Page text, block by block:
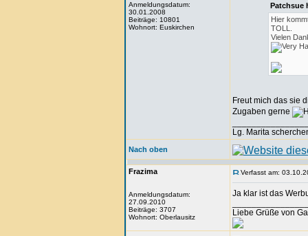
Anmeldungsdatum:
30.01.2008
Beiträge: 10801
Wohnort: Euskirchen
Patchsue
Hier
TOLL.
Vielen
Freut mich das sie
Zugaben gerne
Lg. Marita
Nach oben
Frazima
Anmeldungsdatum:
27.09.2010
Beiträge: 3707
Wohnort: Oberlausitz
Verfasst am:
Ja klar ist das
Liebe Grüße von